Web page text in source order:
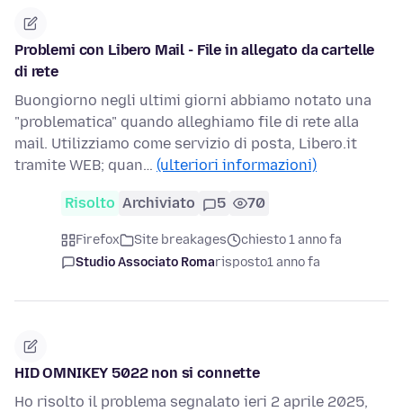
Problemi con Libero Mail - File in allegato da cartelle
di rete
Buongiorno negli ultimi giorni abbiamo notato una
"problematica" quando alleghiamo file di rete alla
mail. Utilizziamo come servizio di posta, Libero.it
tramite WEB; quan… (ulteriori informazioni)
Risolto Archiviato 5 70
Firefox Site breakages
chiesto 1 anno fa
Studio Associato Romarisposto1 anno fa
HID OMNIKEY 5022 non si connette
Ho risolto il problema segnalato ieri 2 aprile 2025,